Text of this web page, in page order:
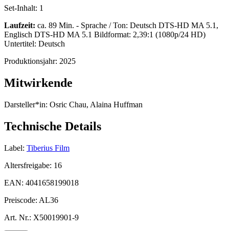
Set-Inhalt: 1
Laufzeit: ca. 89 Min. - Sprache / Ton: Deutsch DTS-HD MA 5.1,
Englisch DTS-HD MA 5.1 Bildformat: 2,39:1 (1080p/24 HD)
Untertitel: Deutsch
Produktionsjahr: 2025
Mitwirkende
Darsteller*in: Osric Chau, Alaina Huffman
Technische Details
Label: Tiberius Film
Altersfreigabe: 16
EAN: 4041658199018
Preiscode: AL36
Art. Nr.: X50019901-9